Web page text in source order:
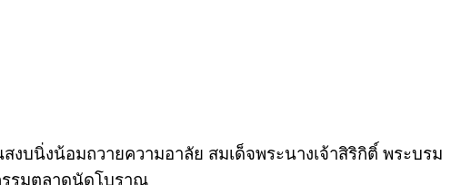
บนิ่งน้อมถวายความอาลัย สมเด็จพระนางเจ้าสิริกิติ์ พระบรม
รรมตลาดนัดโบราณ